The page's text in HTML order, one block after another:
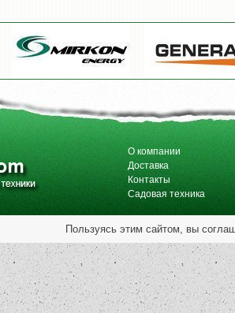
О компании
Доставка
Контакты
Садовая техника
Пользуясь этим сайтом, вы